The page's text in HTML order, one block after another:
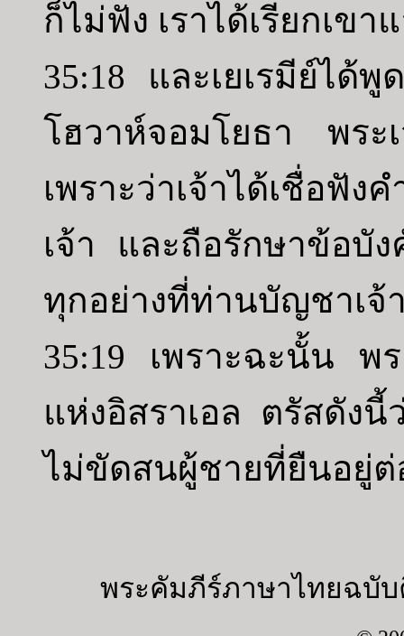
ก็ไม่ฟัง เราได้เรียกเข
35:18 และเยเรมีย์ได้พู
โฮวาห์จอมโยธา พระ
เพราะว่าเจ้าได้เชื่อฟั
เจ้า และถือรักษาข้อบั
ทุกอย่างที่ท่านบัญชาเจ้
35:19 เพราะฉะนั้น พ
แห่งอิสราเอล ตรัสดัง
ไม่ขัดสนผู้ชายที่ยืนอยู่ต่
พระคัมภีร์ภาษาไทยฉบับ